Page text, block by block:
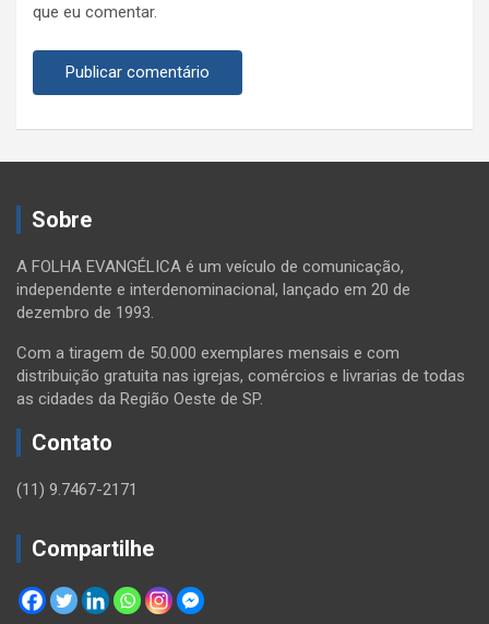
que eu comentar.
Sobre
A FOLHA EVANGÉLICA é um veículo de comunicação,
independente e interdenominacional, lançado em 20 de
dezembro de 1993.
Com a tiragem de 50.000 exemplares mensais e com
distribuição gratuita nas igrejas, comércios e livrarias de todas
as cidades da Região Oeste de SP.
Contato
(11) 9.7467-2171
Compartilhe